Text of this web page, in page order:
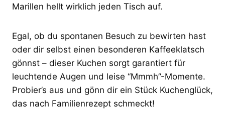
Marillen hellt wirklich jeden Tisch auf.
Egal, ob du spontanen Besuch zu bewirten hast
oder dir selbst einen besonderen Kaffeeklatsch
gönnst – dieser Kuchen sorgt garantiert für
leuchtende Augen und leise “Mmmh”-Momente.
Probier’s aus und gönn dir ein Stück Kuchenglück,
das nach Familienrezept schmeckt!